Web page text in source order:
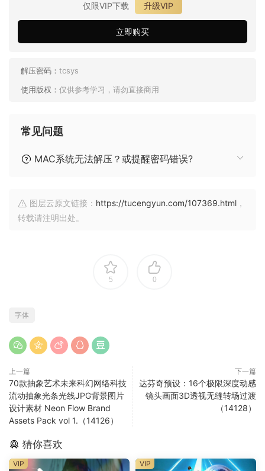
仅限VIP下载
升级VIP
立即购买
解压密码： tcsys
使用版权： 仅供参考学习，请勿直接商用
常见问题
MAC系统无法解压？或提醒密码错误?
图层云原文链接： https://tucengyun.com/107369.html ，
转载请注明出处。
5 0
字体
上一篇
70款抽象艺术未来科幻网络科技
流动抽象光条光线JPG背景图片
设计素材 Neon Flow Brand
Assets Pack vol 1.（14126）
下一篇
达芬奇预设：16个极限深度动感
镜头画面3D透视无缝转场过渡
（14128）
猜你喜欢
VIP VIP